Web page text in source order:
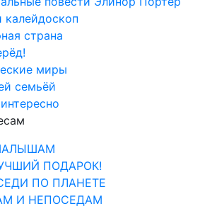
калейдоскоп
страна
миры
семьёй
ПОДАРОК!
ПО ПЛАНЕТЕ
И НЕПОСЕДАМ